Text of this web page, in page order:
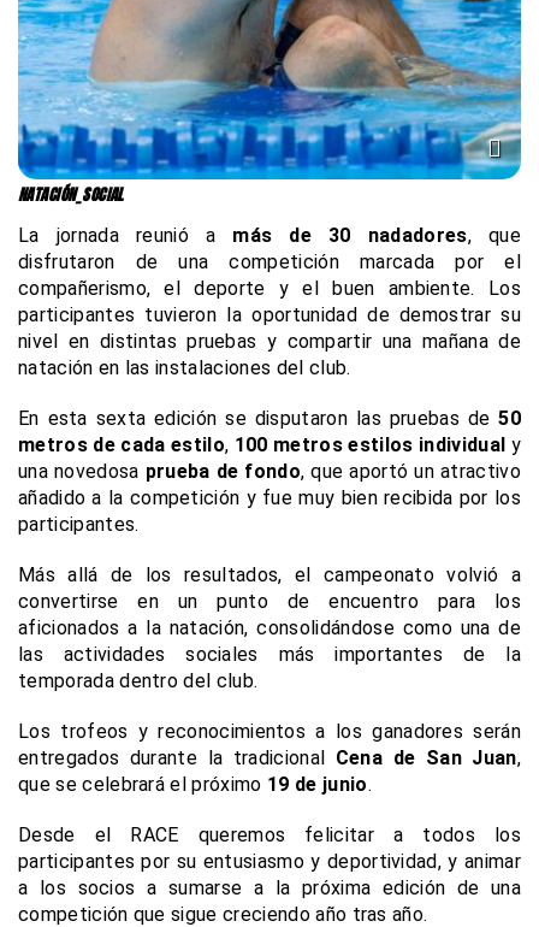
NATACIÓN_SOCIAL
La jornada reunió a más de 30 nadadores, que
disfrutaron de una competición marcada por el
compañerismo, el deporte y el buen ambiente. Los
participantes tuvieron la oportunidad de demostrar su
nivel en distintas pruebas y compartir una mañana de
natación en las instalaciones del club.
En esta sexta edición se disputaron las pruebas de50
metros de cada estilo, 100 metros estilos individual y
una novedosa prueba de fondo, que aportó un atractivo
añadido a la competición y fue muy bien recibida por los
participantes.
Más allá de los resultados, el campeonato volvió a
convertirse en un punto de encuentro para los
aficionados a la natación, consolidándose como una de
las actividades sociales más importantes de la
temporada dentro del club.
Los trofeos y reconocimientos a los ganadores serán
entregados durante la tradicional Cena de San Juan,
que se celebrará el próximo 19 de junio.
Desde el RACE queremos felicitar a todos los
participantes por su entusiasmo y deportividad, y animar
a los socios a sumarse a la próxima edición de una
competición que sigue creciendo año tras año.